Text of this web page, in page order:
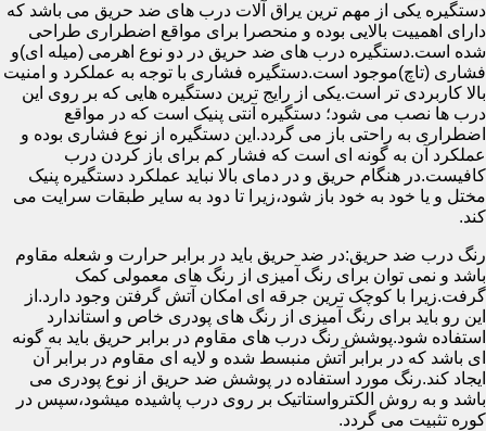
دستگیره یکی از مهم ترین یراق آلات درب های ضد حریق می باشد که
دارای اهمییت بالایی بوده و منحصرا برای مواقع اضطراری طراحی
شده است.دستگیره درب های ضد حریق در دو نوع اهرمی (میله ای)و
فشاری (تاچ)موجود است.دستگیره فشاری با توجه به عملکرد و امنیت
بالا کاربردی تر است.یکی از رایج ترین دستگیره هایی که بر روی این
درب ها نصب می شود؛ دستگیره آنتی پنیک است که در مواقع
اضطراری به راحتی باز می گردد.این دستگیره از نوع فشاری بوده و
عملکرد آن به گونه ای است که فشار کم برای باز کردن درب
کافیست.در هنگام حریق و در دمای بالا نباید عملکرد دستگیره پنیک
مختل و یا خود به خود باز شود،زیرا تا دود به سایر طبقات سرایت می
کند.
رنگ درب ضد حریق:در ضد حریق باید در برابر حرارت و شعله مقاوم
باشد و نمی توان برای رنگ آمیزی از رنگ های معمولی کمک
گرفت.زیرا با کوچک ترین جرقه ای امکان آتش گرفتن وجود دارد.از
این رو باید برای رنگ آمیزی از رنگ های پودری خاص و استاندارد
استفاده شود.پوشش رنگ درب های مقاوم در برابر حریق باید به گونه
ای باشد که در برابر آتش منبسط شده و لایه ای مقاوم در برابر آن
ایجاد کند.رنگ مورد استفاده در پوشش ضد حریق از نوع پودری می
باشد و به روش الکترواستاتیک بر روی درب پاشیده میشود،سپس در
کوره تثبیت می گردد.